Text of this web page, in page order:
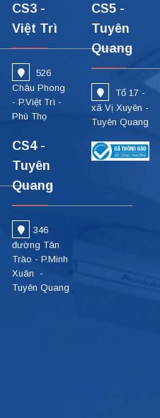
CS3 -
Việt Trì
526
Châu Phong
- P.Việt Trì -
Phú Thọ
CS4 -
Tuyên
Quang
346
đường Tân
Trào - P.Minh
Xuân -
Tuyên Quang
CS5 -
Tuyên
Quang
Tổ 17 -
xã Vị Xuyên -
Tuyên Quang